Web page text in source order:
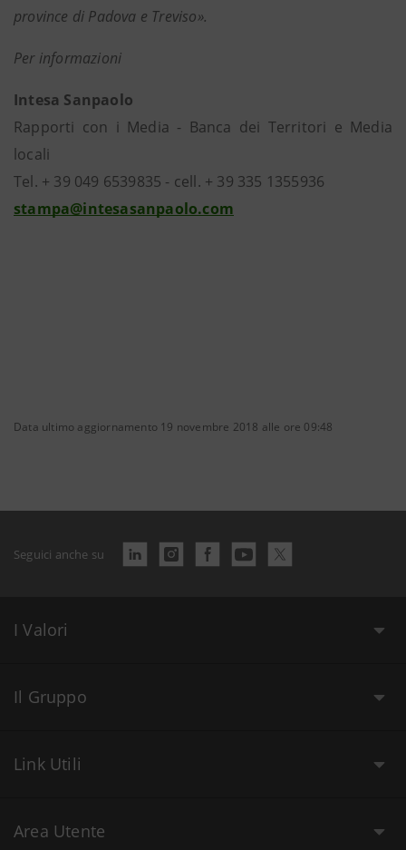
province di Padova e Treviso».
Per informazioni
Intesa Sanpaolo
Rapporti con i Media - Banca dei Territori e Media
locali
Tel. + 39 049 6539835 - cell. + 39 335 1355936
stampa@intesasanpaolo.com
Data ultimo aggiornamento 19 novembre 2018 alle ore 09:48
Seguici anche su
I Valori
Il Gruppo
Link Utili
Area Utente